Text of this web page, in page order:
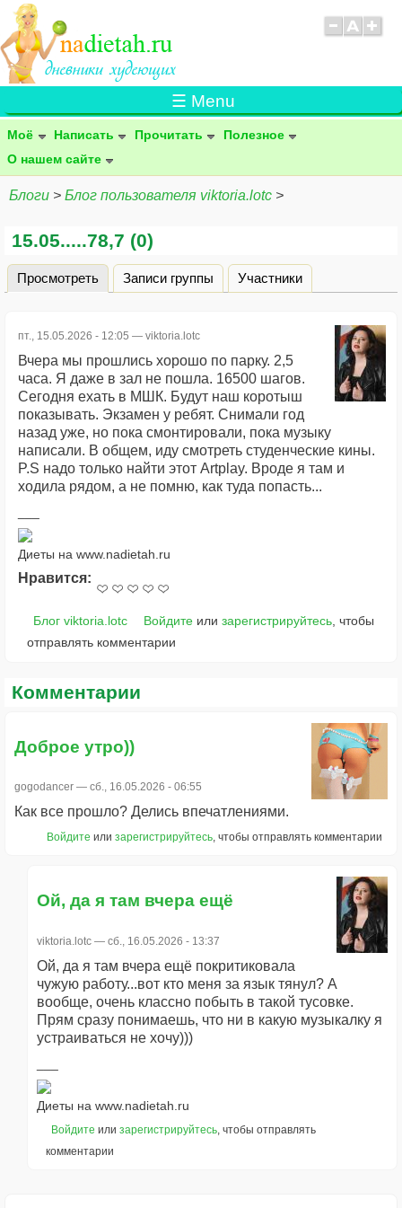
☰ Menu
Моё Написать Прочитать
Полезное
О нашем сайте
Блоги > Блог пользователя viktoria.lotc >
15.05.....78,7 (0)
Главные вкладки
Просмотреть (активная вкладка)
Записи группы Участники
пт., 15.05.2026 - 12:05 — viktoria.lotc
Вчера мы прошлись хорошо по парку. 2,5
часа. Я даже в зал не пошла. 16500 шагов.
Сегодня ехать в МШК. Будут наш коротыш
показывать. Экзамен у ребят. Снимали год
назад уже, но пока смонтировали, пока музыку
написали. В общем, иду смотреть студенческие кины.
P.S надо только найти этот Artplay. Вроде я там и
ходила рядом, а не помню, как туда попасть...
Диеты на www.nadietah.ru
Нравится:
Блог viktoria.lotc Войдитеили зарегистрируйтесь, чтобы
отправлять комментарии
Комментарии
Доброе утро))
gogodancer — сб., 16.05.2026 - 06:55
Как все прошло? Делись впечатлениями.
Войдите или зарегистрируйтесь, чтобы отправлять комментарии
Ой, да я там вчера ещё
viktoria.lotc — сб., 16.05.2026 - 13:37
Ой, да я там вчера ещё покритиковала
чужую работу...вот кто меня за язык тянул? А
вообще, очень классно побыть в такой тусовке.
Прям сразу понимаешь, что ни в какую музыкалку я
устраиваться не хочу)))
Диеты на www.nadietah.ru
Войдите или зарегистрируйтесь , чтобы отправлять
комментарии